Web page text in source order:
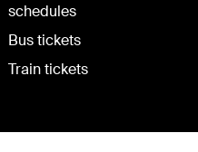
schedules
Bus tickets
Train tickets